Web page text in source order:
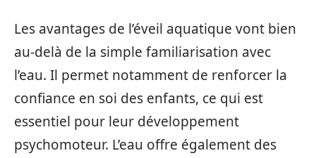
Les avantages de l’éveil aquatique vont bien
au-delà de la simple familiarisation avec
l’eau. Il permet notamment de renforcer la
confiance en soi des enfants, ce qui est
essentiel pour leur développement
psychomoteur. L’eau offre également des